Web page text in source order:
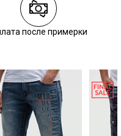
СДЭКпосле примерки